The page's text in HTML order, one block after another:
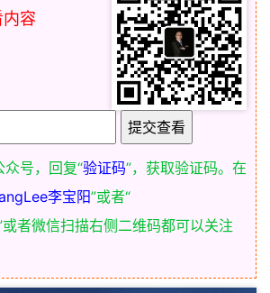
容
号，回复“验证码”，获取验证码。在
李宝阳”或者“
或者微信扫描右侧二维码都可以关注